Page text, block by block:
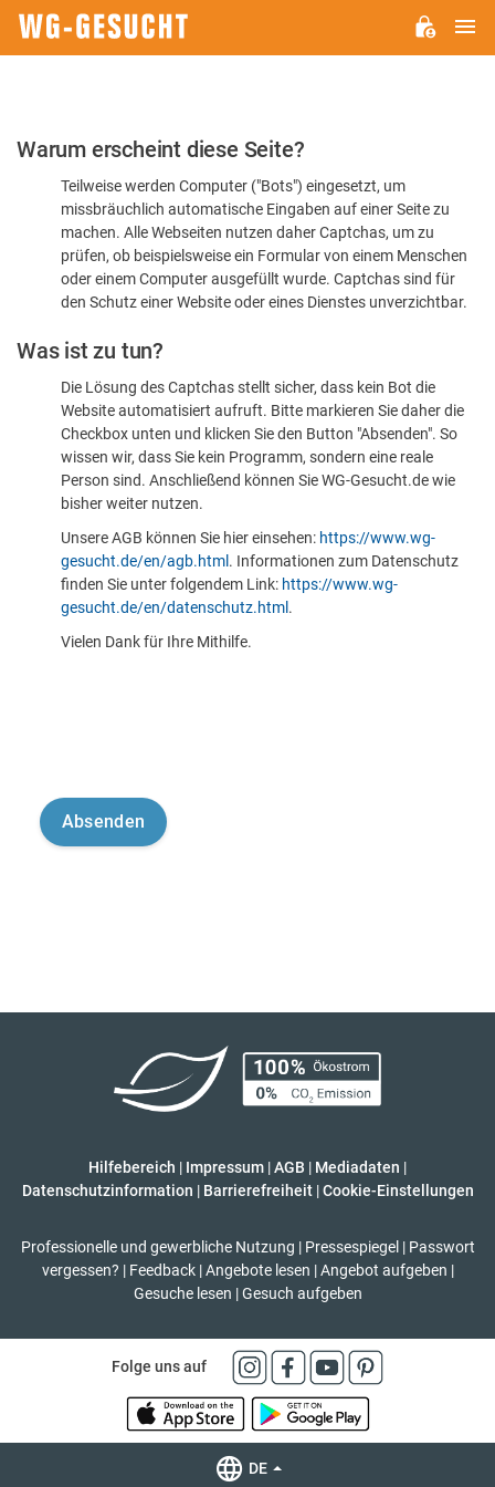
Bitte
dass
sind
Warum erscheint diese Seite?
Teilweise werden Computer ("Bots") eingesetzt, um
missbräuchlich automatische Eingaben auf einer Seite zu
machen. Alle Webseiten nutzen daher Captchas, um zu
prüfen, ob beispielsweise ein Formular von einem Menschen
oder einem Computer ausgefüllt wurde. Captchas sind für
den Schutz einer Website oder eines Dienstes unverzichtbar.
Was ist zu tun?
Die Lösung des Captchas stellt sicher, dass kein Bot die
Website automatisiert aufruft. Bitte markieren Sie daher die
Checkbox unten und klicken Sie den Button "Absenden". So
wissen wir, dass Sie kein Programm, sondern eine reale
Person sind. Anschließend können Sie WG-Gesucht.de wie
bisher weiter nutzen.
Unsere AGB können Sie hier einsehen: https://www.wg-
gesucht.de/en/agb.html . Informationen zum Datenschutz
finden Sie unter folgendem Link: https://www.wg-
gesucht.de/en/datenschutz.html .
Vielen Dank für Ihre Mithilfe.
Hilfebereich | Impressum |AGB | Mediadaten |
Datenschutzinformation | Barrierefreiheit | Cookie-Einstellungen
Professionelle und gewerbliche Nutzung | Pressespiegel | Passwort
vergessen? | Feedback | Angebote lesen | Angebot aufgeben |
Gesuche lesen | Gesuch aufgeben
Folge uns auf
DE